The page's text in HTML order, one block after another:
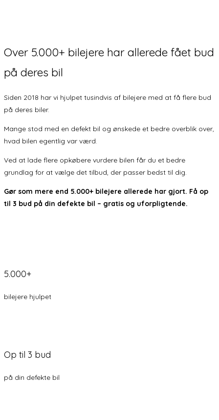
Over 5.000+ bilejere har allerede fået bud
på deres bil
Siden 2018 har vi hjulpet tusindvis af bilejere med at få flere bud
på deres biler.
Mange stod med en defekt bil og ønskede et bedre overblik over,
hvad bilen egentlig var værd.
Ved at lade flere opkøbere vurdere bilen får du et bedre
grundlag for at vælge det tilbud, der passer bedst til dig.
Gør som mere end 5.000+ bilejere allerede har gjort. Få op
til 3 bud på din defekte bil – gratis og uforpligtende.
5.000+
bilejere hjulpet
Op til 3 bud
på din defekte bil